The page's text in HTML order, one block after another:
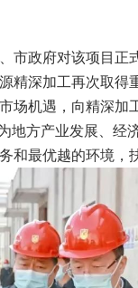
市政府对该项目正
精深加工再次取得
场机遇，向精深加
地方产业发展、经
和最优越的环境，